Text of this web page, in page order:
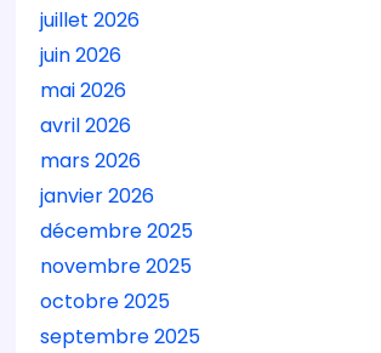
juillet 2026
juin 2026
mai 2026
avril 2026
mars 2026
janvier 2026
décembre 2025
novembre 2025
octobre 2025
septembre 2025